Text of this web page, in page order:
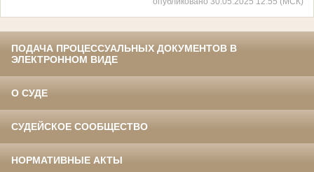
ПОДАЧА ПРОЦЕССУАЛЬНЫХ ДОКУМЕНТОВ В
ЭЛЕКТРОННОМ ВИДЕ
О СУДЕ
СУДЕЙСКОЕ СООБЩЕСТВО
НОРМАТИВНЫЕ АКТЫ